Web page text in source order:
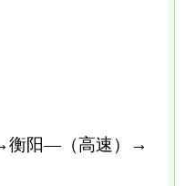
阳—（高速）→